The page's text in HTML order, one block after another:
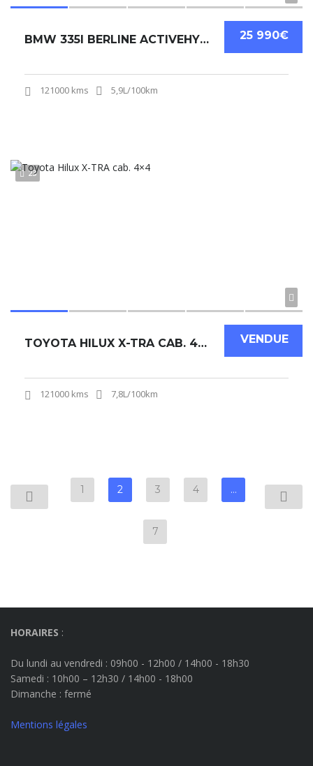
25 990€
BMW 335I BERLINE ACTIVEHYBRID M SPORT
121000 kms 5,9L/100km
23
VENDUE
TOYOTA HILUX X-TRA CAB. 4×4
121000 kms 7,8L/100km
1 2 3 4 …
7
HORAIRES :
Du lundi au vendredi : 09h00 - 12h00 / 14h00 - 18h30
Samedi : 10h00 – 12h30 / 14h00 - 18h00
Dimanche : fermé
Mentions légales